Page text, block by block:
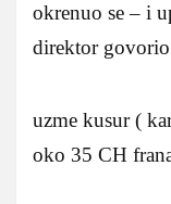
okrenuo se – i
direktor
uzme kusur (
oko 35 CH